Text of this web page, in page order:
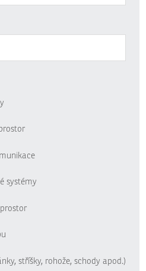
systémy
stříšky, rohože, schody apod.)